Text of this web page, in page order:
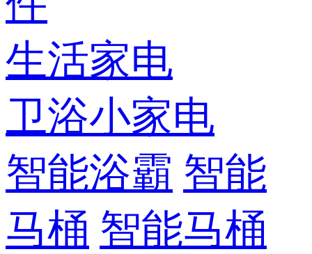
生活家电
卫浴小家电
智能浴霸 智能
马桶 智能马桶